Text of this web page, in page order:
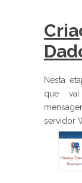
Nesta
que
servidor